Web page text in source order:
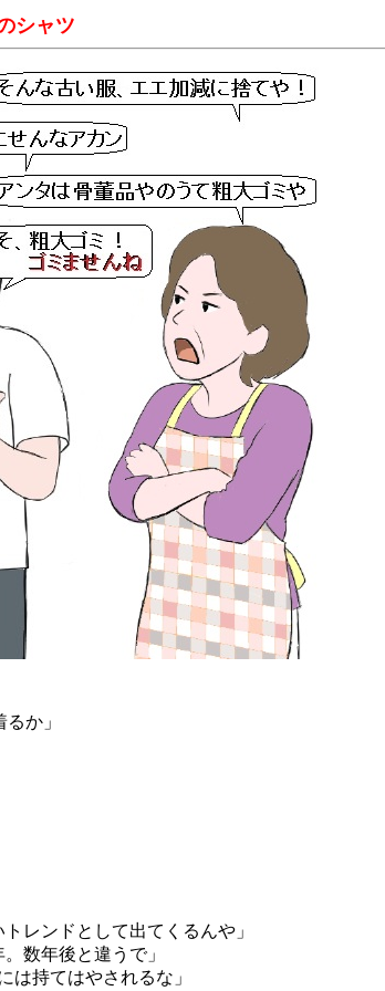
シャツ
か」
レンドとして出てくるんや」
数年後と違うで」
持てはやされるな」